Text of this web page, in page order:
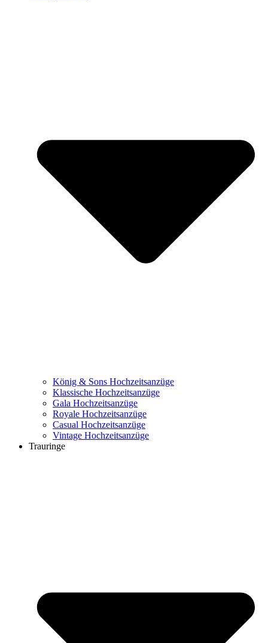
König & Sons Hochzeitsanzüge
Klassische Hochzeitsanzüge
Gala Hochzeitsanzüge
Royale Hochzeitsanzüge
Casual Hochzeitsanzüge
Vintage Hochzeitsanzüge
Trauringe